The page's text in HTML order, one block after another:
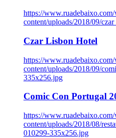
https://
content/uploads/2018/09/
Czar Lisbon Hotel
https://
content/uploads/2018/09/
335x256.jpg
Comic Con Portugal
https://
content/uploads/2018/08/
010299-335x256.jpg